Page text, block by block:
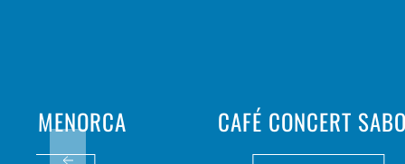
CAFÉ CONCERT
MENORCA